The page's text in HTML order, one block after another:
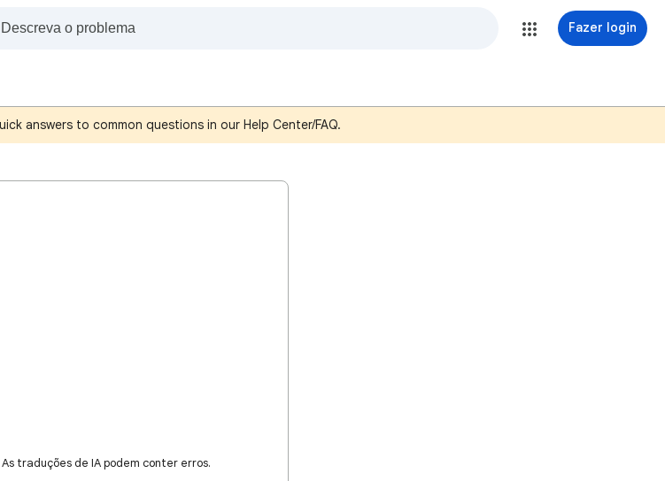
Fazer login
answers to common questions in our Help Center/FAQ.
traduções de IA podem conter erros.